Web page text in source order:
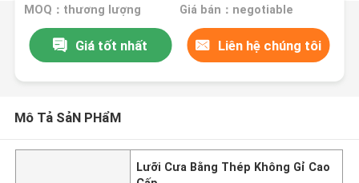
MOQ：thương lượng Giá bán：negotiable
Giá tốt nhất Liên hệ chúng tôi
Mô Tả SảN PHẩM
Lưỡi Cưa Bằng Thép Không Gỉ Cao